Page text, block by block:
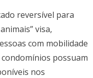
reversível para
visa,
com mobilidade
possuam
nos